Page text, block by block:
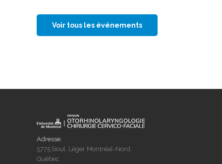
Voir tous les événements
Adresse:
5775 boul. Léger Montréal-Nord,
Québec